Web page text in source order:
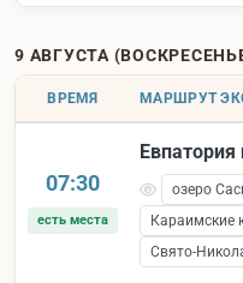
9 АВГУСТА
ВРЕМЯ МАРШРУТ
07:30
есть места
Евпатория
озеро
Караимские
Свято-